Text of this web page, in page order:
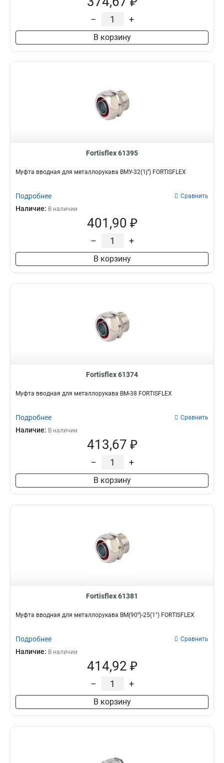
– +
В корзину
Fortisflex 61395
Муфта вводная для металлорукава ВМУ-32(1ј’’) FORTISFLEX
Подробнее Сравнить
Наличие: В наличии
401,90 ₽
– +
В корзину
Fortisflex 61374
Муфта вводная для металлорукава ВМ-38 FORTISFLEX
Подробнее Сравнить
Наличие: В наличии
413,67 ₽
– +
В корзину
Fortisflex 61381
Муфта вводная для металлорукава ВМ(90⁰)-25(1") FORTISFLEX
Подробнее Сравнить
Наличие: В наличии
414,92 ₽
– +
В корзину